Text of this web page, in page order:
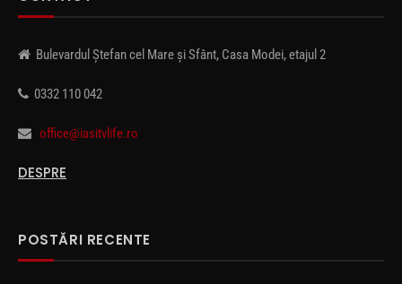
Bulevardul Ștefan cel Mare și Sfânt, Casa Modei, etajul 2
0332 110 042
office@iasitvlife.ro
DESPRE
POSTĂRI RECENTE